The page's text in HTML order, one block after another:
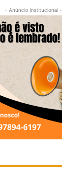
- Anúncio Institucional -